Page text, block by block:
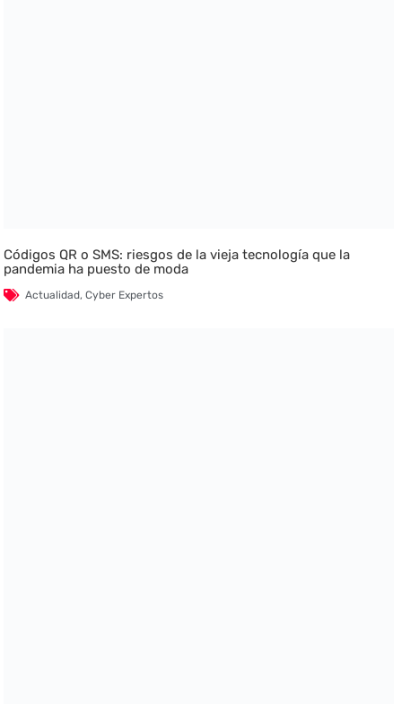
Códigos QR o SMS: riesgos de la vieja tecnología que la
pandemia ha puesto de moda
Actualidad,Cyber Expertos